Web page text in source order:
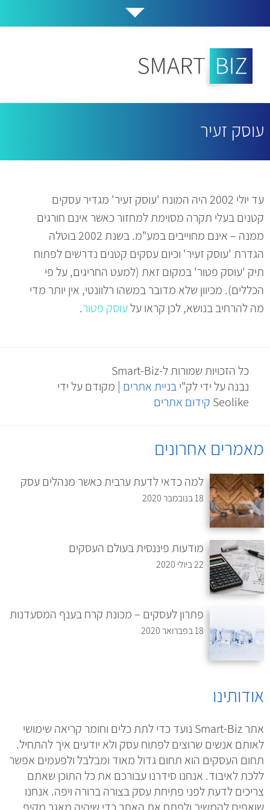
עוסק זעיר
עד יולי 2002 היה המונח 'עוסק זעיר' מגדיר עסקים
קטנים בעלי תקרה מסוימת למחזור כאשר אינם חורגים
ממנה – אינם מחוייבים במע"מ. בשנת 2002 בוטלה
הגדרת 'עוסק זעיר' וכיום עסקים קטנים נדרשים לפתוח
תיק 'עוסק פטור' במקום זאת (למעט החריגים, על פי
הכללים). מכיוון שלא מדובר במשהו רלוונטי, אין יותר מדי
מה להרחיב בנושא, לכן קראו עלעוסק פטור.
מאמרים אחרונים
למה כדאי לדעת ערבית כאשר מנהלים עסק
18 בנובמבר 2020
מודעות פיננסית בעולם העסקים
22 ביולי 2020
פתרון לעסקים – מכונת קרח בענף המסעדנות
18 בפברואר 2020
אודותינו
אתר Smart-Biz נועד כדי לתת כלים וחומר קריאה שימושי
לאותם אנשים שרוצים לפתוח עסק ולא יודעים איך להתחיל.
תחום העסקים הוא תחום גדול מאוד ומבלבל ולפעמים אפשר
ללכת לאיבוד. אנחנו סידרנו עבורכם את כל התוכן שאתם
צריכים לדעת לפני פתיחת עסק בצורה ברורה ויפה. אנחנו
כל הזכויות שמורות ל-Smart-Biz
נבנה על ידי לק"יבניית אתרים | מקודם על ידי
Seolike קידום אתרים